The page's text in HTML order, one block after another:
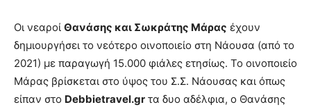
Οι νεαροί Θανάσης και Σωκράτης Μάρας έχουν
δημιουργήσει το νεότερο οινοποιείο στη Νάουσα (από το
2021) με παραγωγή 15.000 φιάλες ετησίως. Το οινοποιείο
Μάρας βρίσκεται στο ύψος του Σ.Σ. Νάουσας και όπως
είπαν στο Debbietravel.gr τα δυο αδέλφια, ο Θανάσης